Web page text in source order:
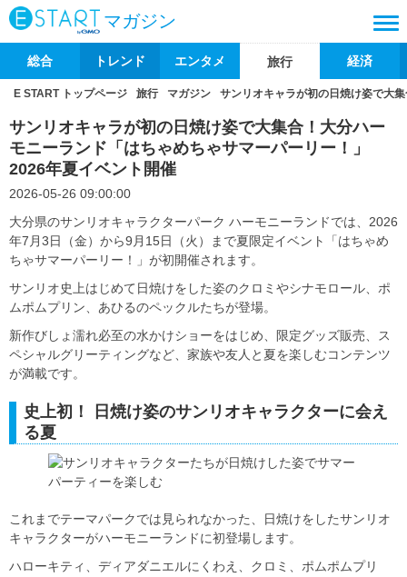
マガジン
総合 トレンド エンタメ 旅行 経済
E START トップページ 旅行 マガジン サンリオキャラが初の日焼け姿で大
サンリオキャラが初の日焼け姿で大集合！大分ハー
モニーランド「はちゃめちゃサマーパーリー！」
2026年夏イベント開催
2026-05-26 09:00:00
大分県のサンリオキャラクターパーク ハーモニーランドでは、2026
年7月3日（金）から9月15日（火）まで夏限定イベント「はちゃめ
ちゃサマーパーリー！」が初開催されます。
サンリオ史上はじめて日焼けをした姿のクロミやシナモロール、ポ
ムポムプリン、あひるのペックルたちが登場。
新作びしょ濡れ必至の水かけショーをはじめ、限定グッズ販売、ス
ペシャルグリーティングなど、家族や友人と夏を楽しむコンテンツ
が満載です。
史上初！ 日焼け姿のサンリオキャラクターに会え
る夏
これまでテーマパークでは見られなかった、日焼けをしたサンリオ
キャラクターがハーモニーランドに初登場します。
ハローキティ、ディアダニエルにくわえ、クロミ、ポムポムプリ